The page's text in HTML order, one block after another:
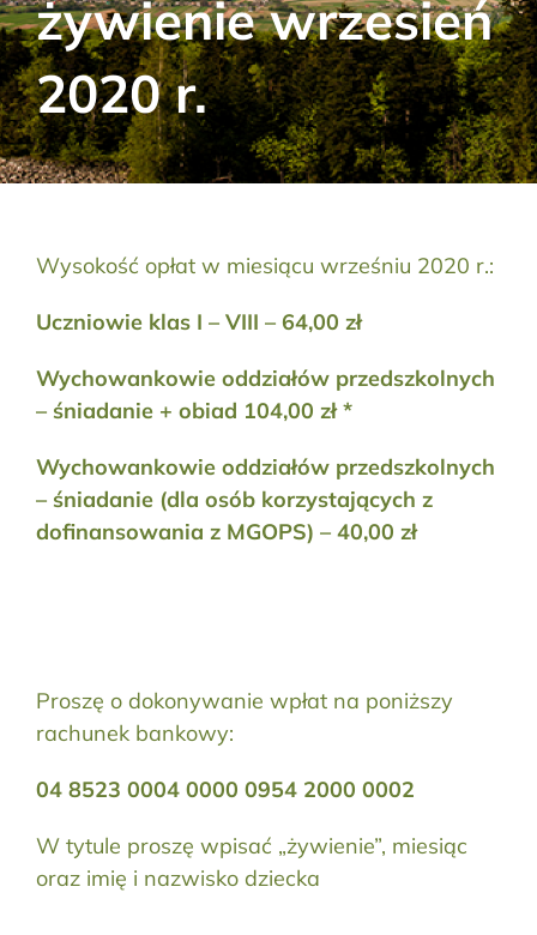
Aktualności
Kontakt
RODO
żywienie wrzesień
2020 r.
Wysokość opłat w miesiącu wrześniu 2020 r.:
Uczniowie klas I – VIII – 64,00 zł
Wychowankowie oddziałów przedszkolnych
– śniadanie + obiad 104,00 zł *
Wychowankowie oddziałów przedszkolnych
– śniadanie (dla osób korzystających z
dofinansowania z MGOPS) – 40,00 zł
Proszę o dokonywanie wpłat na poniższy
rachunek bankowy:
04 8523 0004 0000 0954 2000 0002
W tytule proszę wpisać „żywienie”, miesiąc
oraz imię i nazwisko dziecka